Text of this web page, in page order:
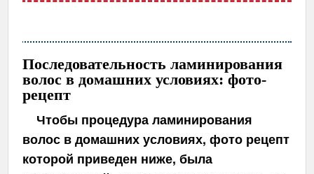
Последовательность ламинирования
волос в домашних условиях: фото-
рецепт
Чтобы процедура ламинирования
волос в домашних условиях, фото рецепт
которой приведен ниже, была